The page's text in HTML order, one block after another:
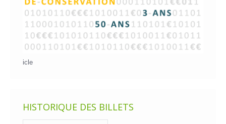
icle
HISTORIQUE DES BILLETS